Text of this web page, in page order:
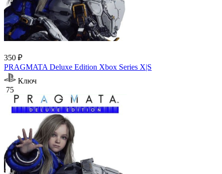
350 ₽
PRAGMATA Deluxe Edition Xbox Series X|S
Ключ
75